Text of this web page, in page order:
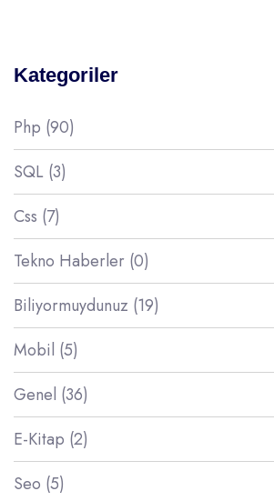
Kategoriler
Php (90)
SQL (3)
Css (7)
Tekno Haberler (0)
Biliyormuydunuz (19)
Mobil (5)
Genel (36)
E-Kitap (2)
Seo (5)